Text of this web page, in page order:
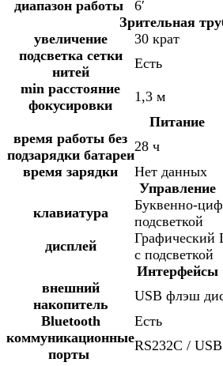
диапазон работы
6′
Зрительная
увеличение
30 крат
подсветка сетки
нитей
Есть
min расстояние
фокусировки
1,3 м
Питание
время работы без
подзарядки батареи
28 ч
время зарядки
Нет данных
Управление
клавиатура
Буквенно-
подсветкой
дисплей
Графический
с подсветкой
Интерфейсы
внешний
накопитель
USB флэш
Bluetooth
Есть
коммуникационные
порты
RS232C /